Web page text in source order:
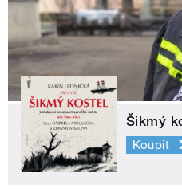
Šikmý
Koupit